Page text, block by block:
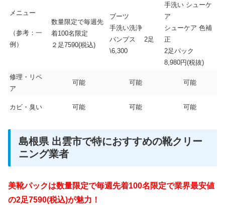
メニュー
（参考：一
例）
数量限定で毎週先
着100名限定
２足7590(税込)
ブーツ
手洗い洗浄
パンプス 2足
\6,300
手洗い シューケ
ア
シューケア 色補
正
2足パック
8,980円(税抜)
修理・リペ
ア
可能 可能 可能
カビ・臭い 可能 可能 可能
島根県 出雲市で特におすすめの靴クリー
ニング業者
美靴パックは数量限定で毎週先着100名限定で業界最安値
の2足7590(税込)が魅力！